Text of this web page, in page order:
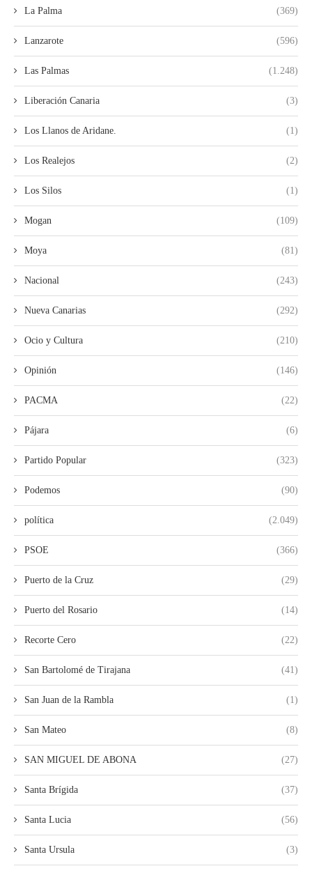
La Palma (369)
Lanzarote (596)
Las Palmas (1.248)
Liberación Canaria (3)
Los Llanos de Aridane. (1)
Los Realejos (2)
Los Silos (1)
Mogan (109)
Moya (81)
Nacional (243)
Nueva Canarias (292)
Ocio y Cultura (210)
Opinión (146)
PACMA (22)
Pájara (6)
Partido Popular (323)
Podemos (90)
política (2.049)
PSOE (366)
Puerto de la Cruz (29)
Puerto del Rosario (14)
Recorte Cero (22)
San Bartolomé de Tirajana (41)
San Juan de la Rambla (1)
San Mateo (8)
SAN MIGUEL DE ABONA (27)
Santa Brígida (37)
Santa Lucia (56)
Santa Ursula (3)